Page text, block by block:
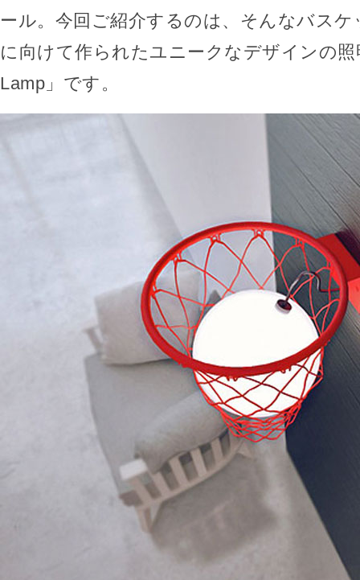
ール。今回ご紹介するのは、そんなバスケ
に向けて作られたユニークなデザインの
Lamp」です。